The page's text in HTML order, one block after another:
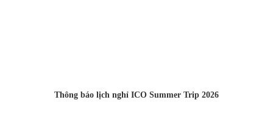
Thông báo lịch nghỉ ICO Summer Trip 2026